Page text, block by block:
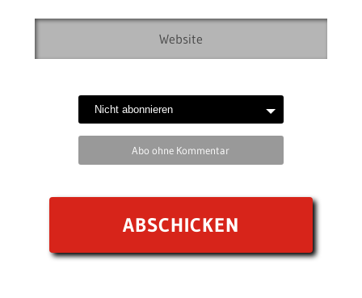
Abo ohne Kommentar